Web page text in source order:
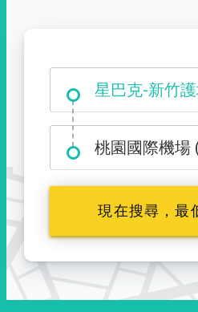
星巴克-新竹
大霸尖山登山
桃園國際機場
現在搜尋，最